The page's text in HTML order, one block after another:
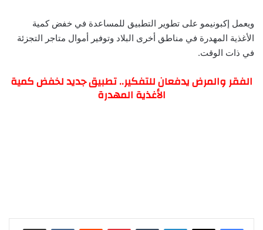
ويعمل إكبونيمو على تطوير التطبيق للمساعدة في خفض كمية
الأغذية المهدرة في مناطق أخرى البلاد وتوفير أموال متاجر التجزئة
في ذات الوقت.
الفقر والمرض يدفعان للتفكير.. تطبيق جديد لخفض كمية
الأغذية المهدرة